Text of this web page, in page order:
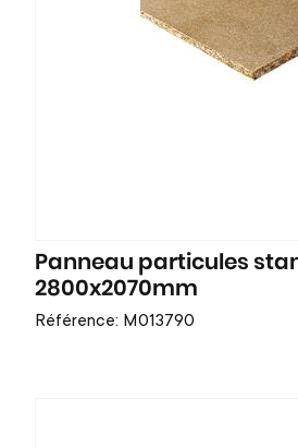
Panneau particules
2800x2070mm
Référence: M013790